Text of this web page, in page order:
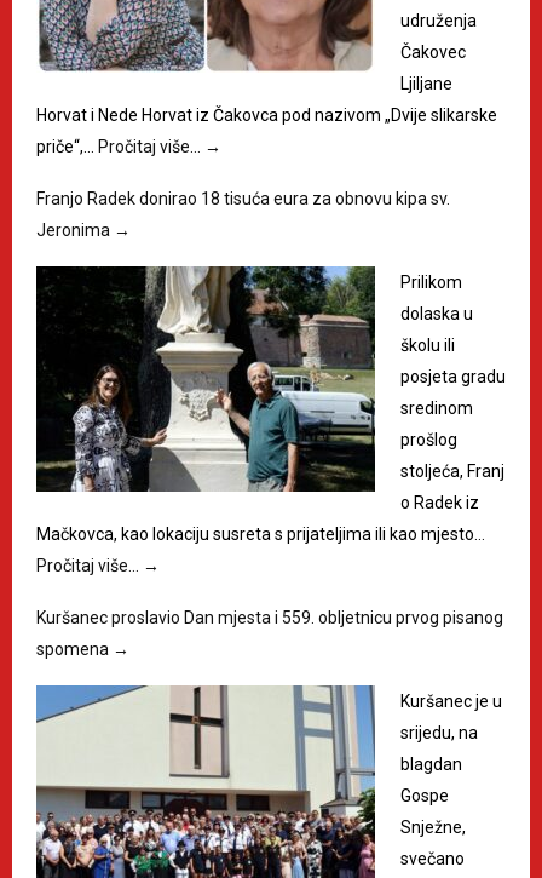
udruženja
Čakovec
Ljiljane
Horvat i Nede Horvat iz Čakovca pod nazivom „Dvije slikarske
priče“,…
Pročitaj više… →
Franjo Radek donirao 18 tisuća eura za obnovu kipa sv.
Jeronima →
Prilikom
dolaska u
školu ili
posjeta gradu
sredinom
prošlog
stoljeća, Franj
o Radek iz
Mačkovca, kao lokaciju susreta s prijateljima ili kao mjesto…
Pročitaj više…
→
Kuršanec proslavio Dan mjesta i 559. obljetnicu prvog pisanog
spomena →
Kuršanec je u
srijedu, na
blagdan
Gospe
Snježne,
svečano